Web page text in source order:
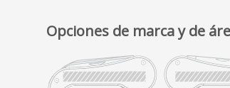
Opciones de marca y de